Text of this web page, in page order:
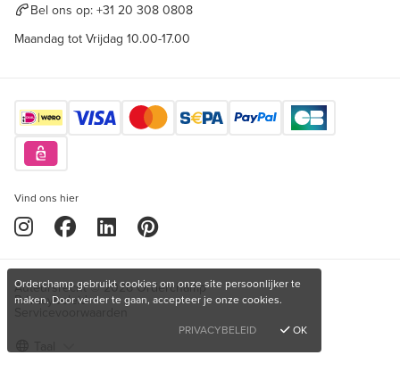
Bel ons op: +31 20 308 0808
Maandag tot Vrijdag 10.00-17.00
Vind ons hier
Auteursrecht © 2026 Orderchamp
Privacybeleid
Orderchamp gebruikt cookies om onze site persoonlijker te
maken. Door verder te gaan, accepteer je onze cookies.
PRIVACYBELEID
OK